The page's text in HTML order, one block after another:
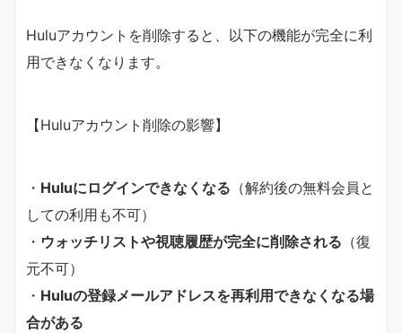
Huluアカウントを削除すると、以下の機能が完全に利
用できなくなります。
【Huluアカウント削除の影響】
・ Huluにログインできなくなる （解約後の無料会員と
しての利用も不可）
・ ウォッチリストや視聴履歴が完全に削除される （復
元不可）
・ Huluの登録メールアドレスを再利用できなくなる場
合がある